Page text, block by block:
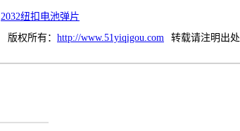
2032纽扣电池弹片
版权所有： http://www.51yiqigou.com 转载请注明出处